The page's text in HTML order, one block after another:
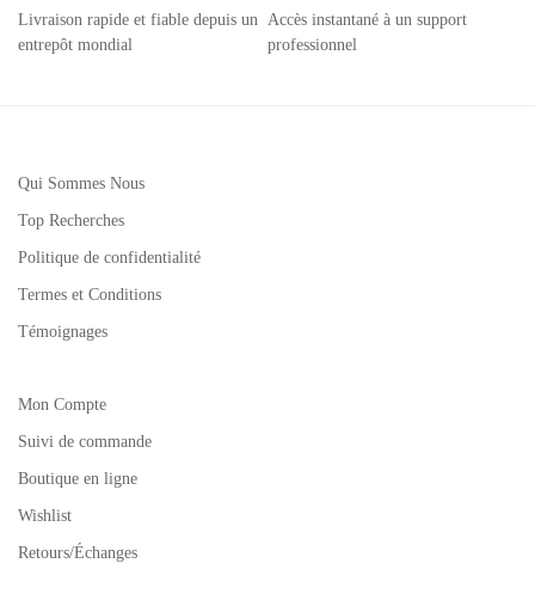
Livraison rapide et fiable depuis un
entrepôt mondial
Accès instantané à un support
professionnel
Qui Sommes Nous
Top Recherches
Politique de confidentialité
Termes et Conditions
Témoignages
Mon Compte
Suivi de commande
Boutique en ligne
Wishlist
Retours/Échanges